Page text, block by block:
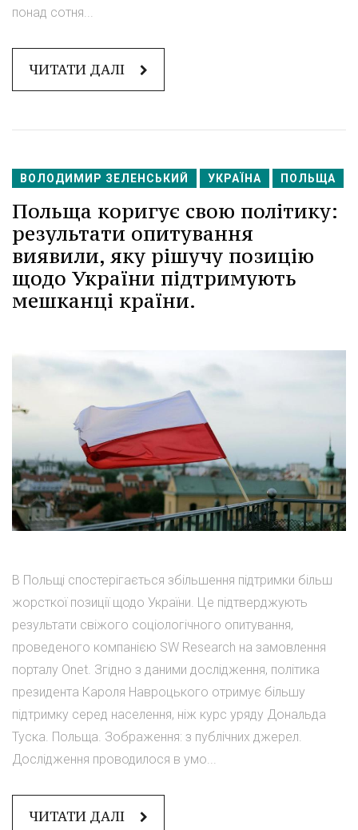
понад сотня...
ЧИТАТИ ДАЛІ
ВОЛОДИМИР ЗЕЛЕНСЬКИЙ УКРАЇНА ПОЛЬЩА
Польща коригує свою політику:
результати опитування
виявили, яку рішучу позицію
щодо України підтримують
мешканці країни.
В Польщі спостерігається збільшення підтримки більш
жорсткої позиції щодо України. Це підтверджують
результати свіжого соціологічного опитування,
проведеного компанією SW Research на замовлення
порталу Onet. Згідно з даними дослідження, політика
президента Кароля Навроцького отримує більшу
підтримку серед населення, ніж курс уряду Дональда
Туска. Польща. Зображення: з публічних джерел.
Дослідження проводилося в умо...
ЧИТАТИ ДАЛІ